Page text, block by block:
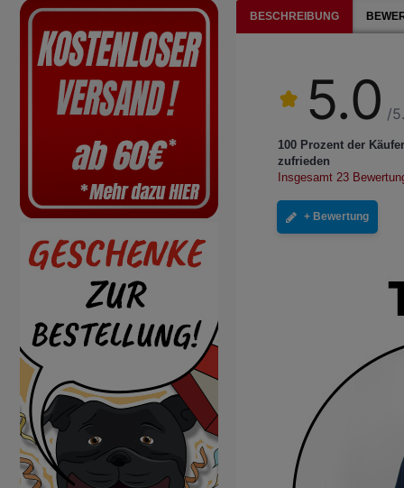
BESCHREIBUNG
5.0 /
100 Prozent der
zufrieden
Insgesamt 23
+ Bewertung